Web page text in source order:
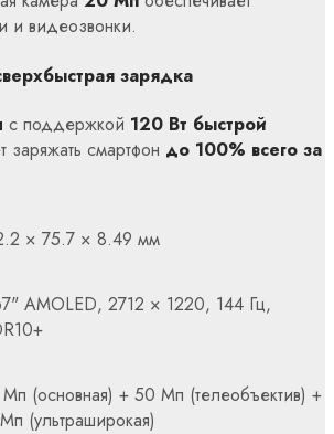
и видеозвонки.
зарядка
с поддержкой 120 Вт быстрой
заряжать смартфон до 100% всего за
× 75.7 × 8.49 мм
AMOLED, 2712 × 1220, 144 Гц,
(основная) + 50 Мп (телеобъектив) +
(ультраширокая)